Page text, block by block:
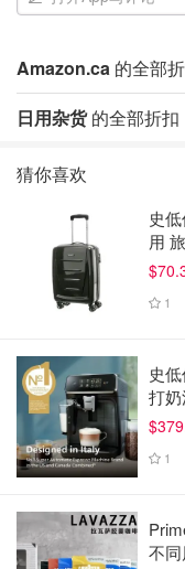
Amazon.ca 的全部
日用杂货的全部折扣
猜你喜欢
史
用
1
史
打
1
不